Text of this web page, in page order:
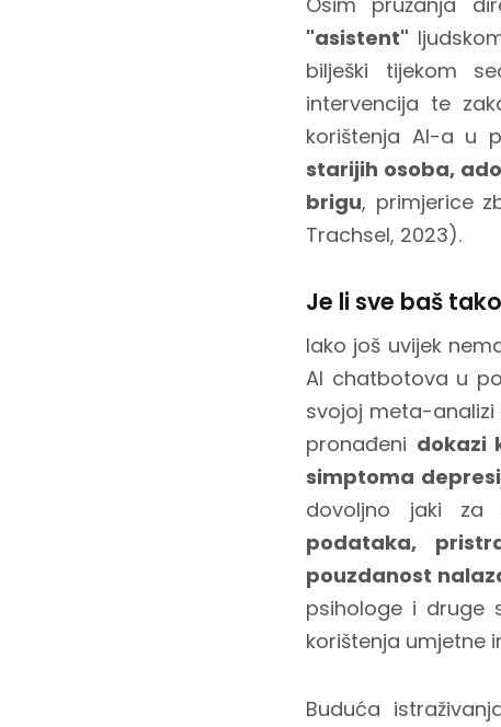
"asistent"
bilješki tijekom
intervencija te
korištenja AI-a u
starijih osoba,
brigu, primjerice
Trachsel, 2023).
Je li sve baš
Iako još uvijek
AI chatbotova u
svojoj meta-analizi
pronađeni dokazi
simptoma
dovoljno jaki za
podataka,
pouzdanost
psihologe i druge
korištenja umjetne
Buduća